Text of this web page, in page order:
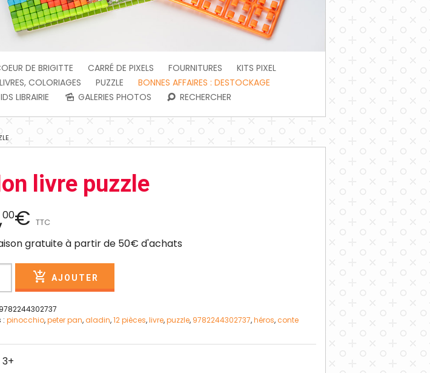
DE BRIGITTE CARRÉ DE PIXELS FOURNITURES
KITS PIXEL
COLORIAGES PUZZLE
BONNES AFFAIRES : DESTOCKAGE
IDS LIBRAIRIE GALERIES PHOTOS RECHERCHER
livre puzzle
00€ TTC
gratuite à partir de 50€ d'achats
AJOUTER
: pinocchio,peter pan,aladin,12 pièces,livre,puzzle, 9782244302737,héros,conte